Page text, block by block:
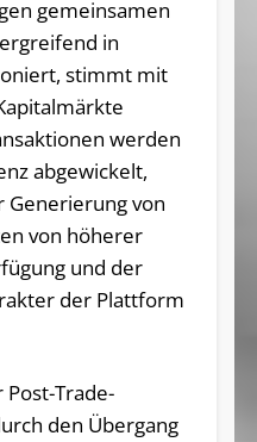
gemeinsamen
in
stimmt mit
werden
abgewickelt,
Generierung von
von höherer
und der
der Plattform
Trade-
den Übergang